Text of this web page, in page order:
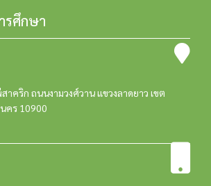
รศึกษา
าคริก ถนนงามวงศ์วาน แขวงลาดยาว เขต
คร 10900